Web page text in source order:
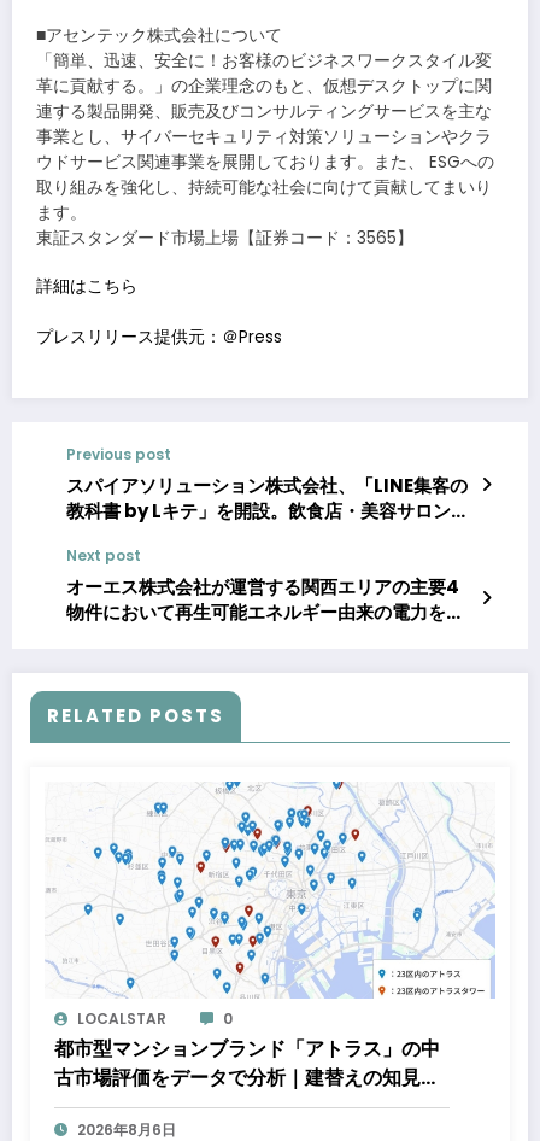
■アセンテック株式会社について
「簡単、迅速、安全に！お客様のビジネスワークスタイル変
革に貢献する。」の企業理念のもと、仮想デスクトップに関
連する製品開発、販売及びコンサルティングサービスを主な
事業とし、サイバーセキュリティ対策ソリューションやクラ
ウドサービス関連事業を展開しております。また、 ESGへの
取り組みを強化し、持続可能な社会に向けて貢献してまいり
ます。
東証スタンダード市場上場【証券コード：3565】
詳細はこちら
プレスリリース提供元：＠Press
Previous post
スパイアソリューション株式会社、「LINE集客の
教科書 by Lキテ」を開設。飲食店・美容サロン向
開。
Next post
オーエス株式会社が運営する関西エリアの主要4
物件において再生可能エネルギー由来の電力を導
RELATED POSTS
LOCALSTAR 0
都市型マンションブランド「アトラス」の中
古市場評価をデータで分析｜建替えの知見、
都心好立地、開発思想が支えるブランド価値
2026年8月6日